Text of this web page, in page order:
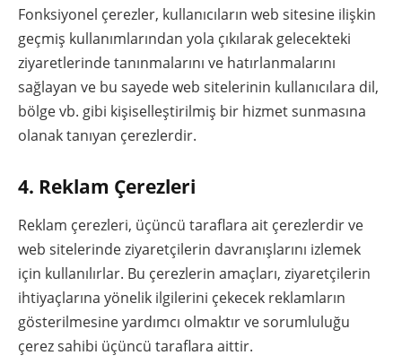
Fonksiyonel çerezler, kullanıcıların web sitesine ilişkin
geçmiş kullanımlarından yola çıkılarak gelecekteki
ziyaretlerinde tanınmalarını ve hatırlanmalarını
sağlayan ve bu sayede web sitelerinin kullanıcılara dil,
bölge vb. gibi kişiselleştirilmiş bir hizmet sunmasına
olanak tanıyan çerezlerdir.
4. Reklam Çerezleri
Reklam çerezleri, üçüncü taraflara ait çerezlerdir ve
web sitelerinde ziyaretçilerin davranışlarını izlemek
için kullanılırlar. Bu çerezlerin amaçları, ziyaretçilerin
ihtiyaçlarına yönelik ilgilerini çekecek reklamların
gösterilmesine yardımcı olmaktır ve sorumluluğu
çerez sahibi üçüncü taraflara aittir.